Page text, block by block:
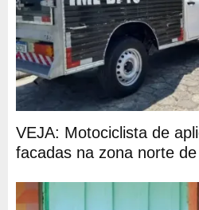
VEJA: Motociclista de
facadas na zona norte